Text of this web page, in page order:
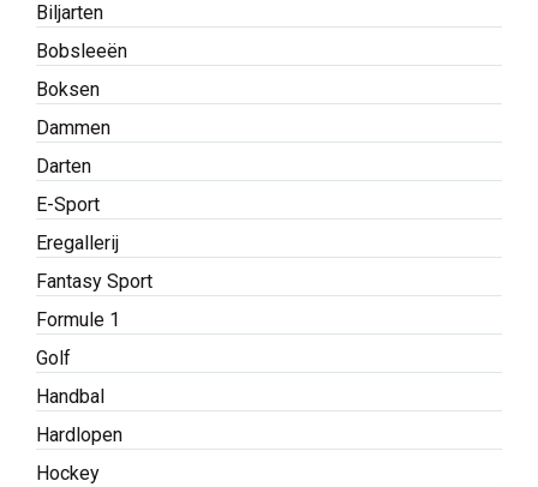
Biljarten
Bobsleeën
Boksen
Dammen
Darten
E-Sport
Eregallerij
Fantasy Sport
Formule 1
Golf
Handbal
Hardlopen
Hockey